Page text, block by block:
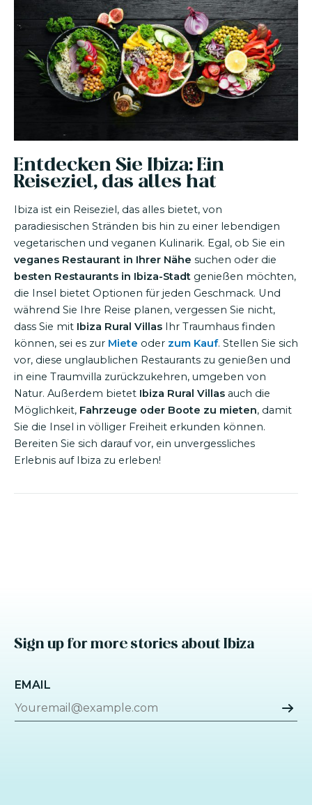
Entdecken Sie Ibiza: Ein
Reiseziel, das alles hat
Ibiza ist ein Reiseziel, das alles bietet, von
paradiesischen Stränden bis hin zu einer lebendigen
vegetarischen und veganen Kulinarik. Egal, ob Sie ein
veganes Restaurant in Ihrer Nähe suchen oder die
besten Restaurants in Ibiza-Stadt genießen möchten,
die Insel bietet Optionen für jeden Geschmack. Und
während Sie Ihre Reise planen, vergessen Sie nicht,
dass Sie mit Ibiza Rural Villas Ihr Traumhaus finden
können, sei es zur Miete oder zum Kauf. Stellen Sie sich
vor, diese unglaublichen Restaurants zu genießen und
in eine Traumvilla zurückzukehren, umgeben von
Natur. Außerdem bietet Ibiza Rural Villas auch die
Möglichkeit, Fahrzeuge oder Boote zu mieten, damit
Sie die Insel in völliger Freiheit erkunden können.
Bereiten Sie sich darauf vor, ein unvergessliches
Erlebnis auf Ibiza zu erleben!
Sign up for more stories about Ibiza
EMAIL